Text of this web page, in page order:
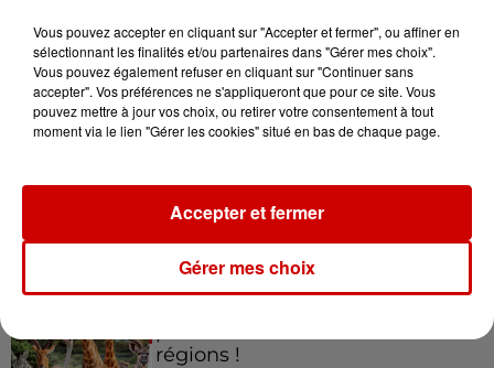
Jeux Voir plus
festival Marché Gourmand 2026
à Coulon !
régions !
Vous pouvez accepter en cliquant sur "Accepter et fermer", ou affiner en
sélectionnant les finalités et/ou partenaires dans "Gérer mes choix".
Vous pouvez également refuser en cliquant sur "Continuer sans
accepter". Vos préférences ne s'appliqueront que pour ce site. Vous
pouvez mettre à jour vos choix, ou retirer votre consentement à tout
moment via le lien "Gérer les cookies" situé en bas de chaque page.
Gérer mes choix
Accepter et fermer